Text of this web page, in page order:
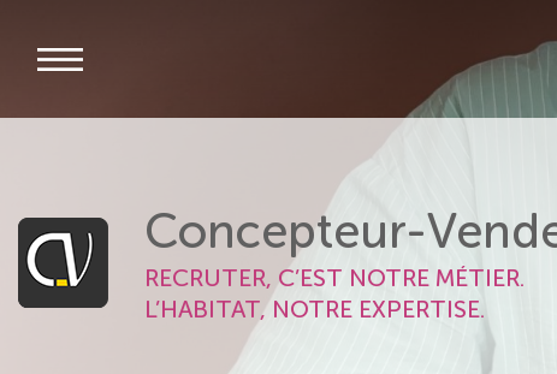
Concepteur-
RECRUTER, C’EST NOTRE MÉTIER.
L’HABITAT, NOTRE EXPERTISE.